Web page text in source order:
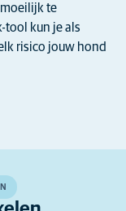
te
tool kun je als
risico jouw hond